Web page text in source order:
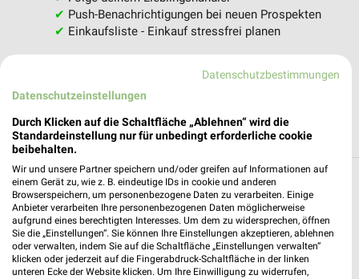
✔ Push-Benachrichtigungen bei neuen Prospekten
✔ Einkaufsliste - Einkauf stressfrei planen
JETZT LADEN UND SPAREN!
Reisen & Tourismus Filialen in der
Umgebung
3 Filialen
Datenschutzbestimmungen
Datenschutzeinstellungen
Durch Klicken auf die Schaltfläche „Ablehnen“ wird die
Standardeinstellung nur für unbedingt erforderliche cookie
beibehalten.
Wir und unsere Partner speichern und/oder greifen auf Informationen auf
einem Gerät zu, wie z. B. eindeutige IDs in cookie und anderen
Browserspeichern, um personenbezogene Daten zu verarbeiten. Einige
Anbieter verarbeiten Ihre personenbezogenen Daten möglicherweise
aufgrund eines berechtigten Interesses. Um dem zu widersprechen, öffnen
Sie die „Einstellungen“. Sie können Ihre Einstellungen akzeptieren, ablehnen
oder verwalten, indem Sie auf die Schaltfläche „Einstellungen verwalten“
klicken oder jederzeit auf die Fingerabdruck-Schaltfläche in der linken
unteren Ecke der Website klicken. Um Ihre Einwilligung zu widerrufen,